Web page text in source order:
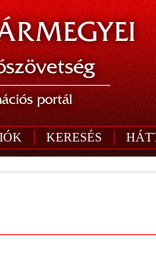
portál
KERESÉS